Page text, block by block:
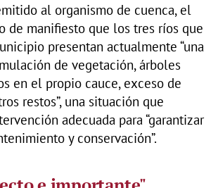
al organismo de cuenca, el
de manifiesto que los tres ríos que
presentan actualmente “una
de vegetación, árboles
en el propio cauce, exceso de
restos”, una situación que
adecuada para “garantizar
y conservación”.